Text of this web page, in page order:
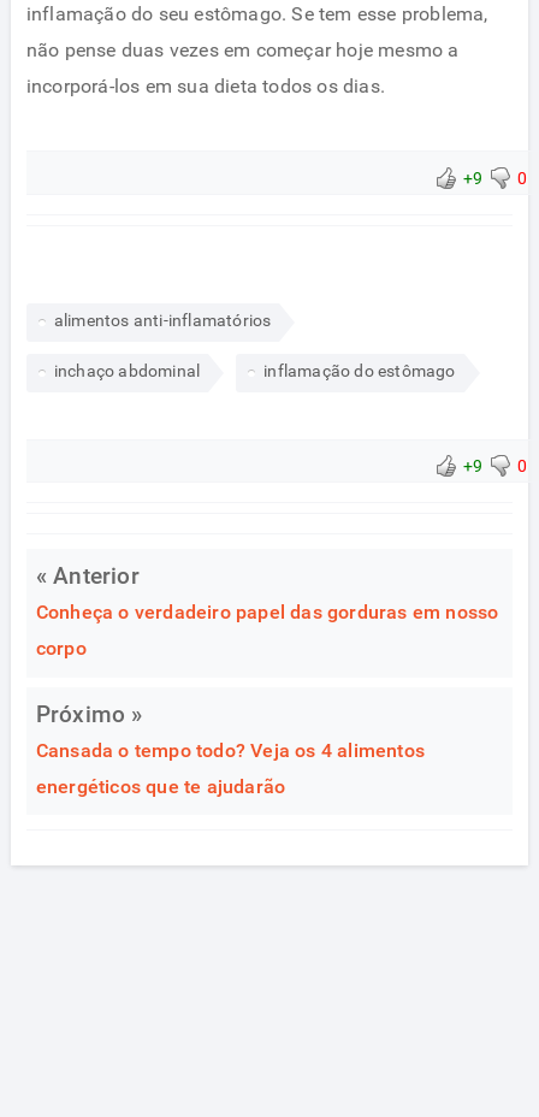
inflamação do seu estômago. Se tem esse problema,
não pense duas vezes em começar hoje mesmo a
incorporá-los em sua dieta todos os dias.
+9 0
alimentos anti-inflamatórios
inchaço abdominal inflamação do estômago
+9 0
« Anterior
Conheça o verdadeiro papel das gorduras em nosso
corpo
Próximo »
Cansada o tempo todo? Veja os 4 alimentos
energéticos que te ajudarão